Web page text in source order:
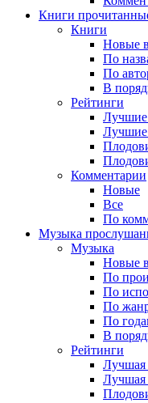
Книги
Книги
Новые
По
По
В
Рейтинги
Лучшие
Лучшие
Комментарии
Новые
Все
По
Музыка
Музыка
Новые
По
По
По
По
В
Рейтинги
Лучшая
Лучшая